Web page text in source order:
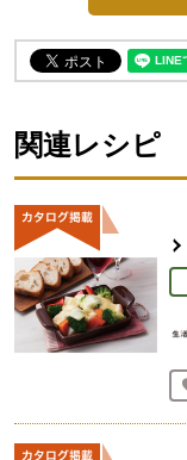
関連レシピ